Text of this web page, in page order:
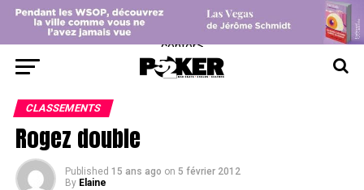
center>
CLASSEMENTS
Rogez double
Published 15 ans ago on 5 février 2012
By Elaine